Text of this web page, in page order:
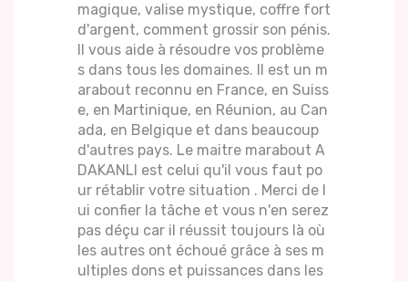
magique, valise mystique, coffre fort
d'argent, comment grossir son pénis.
Il vous aide à résoudre vos problème
s dans tous les domaines. Il est un m
arabout reconnu en France, en Suiss
e, en Martinique, en Réunion, au Can
ada, en Belgique et dans beaucoup
d'autres pays. Le maitre marabout A
DAKANLI est celui qu'il vous faut po
ur rétablir votre situation . Merci de l
ui confier la tâche et vous n'en serez
pas déçu car il réussit toujours là où
les autres ont échoué grâce à ses m
ultiples dons et puissances dans les